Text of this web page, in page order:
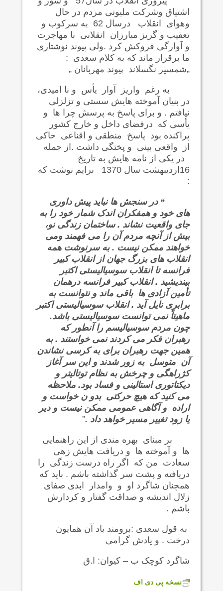
اشتیاق وشرکت ملیونی مردم در حال
وهوای انقلاب درسال 62 به سرکوب و
تعقیب و گریز مبارزان انقلابی با مهاجرت
و آوارگی فروکش کرد .ولی پیوند نوشتاری
ما برقرار ماند که به کلام سعدی :
„شمسیر نگسلاند پیوند مهربانان „
به رغم واریز آوار یأس و نا امیدی،
در بنیان آموخته هایش سستی و تزلزلی
نیافتم . و برای پاسخ به پرسش چرا ها و
یأسی که درفضای داخل و خارج کشور
پراکنده بود پاسخ منطقی و اقناعی حاکی
از واقعی بینی و پختگی داشت .از جمله
در یکی از نامه هایش به تاریخ
16اردیبهشت سال 1370 برایم نوشت که
:
“ در سنجش ها نباید پیش داوری
های خود و همفکران اندک شمار خود را به
جای واقعیت نشاند . ساختمان زندگی نو،
بیش از آنچه مردم آن را می فهمند ومی
خواهند ممکن نیست . به سرنوشت همه
انقلاب های بزرگ جهان از انقلاب کبیر
فرانسه تا انقلاب سوسیالیستی اکتبر
بیندیشید . انقلاب کبیر فرانسه درهمان
تأمین آزادی ها باقی ماند و نتوانست به
برابری نایل آید . انقلاب سوسیالیستی اکتبر
ماهیتاً نمی توانست سوسیالیستی باشد.
چون مردم سوسیالیسم را آنطور که
رهبران فکر می کردند نمی خواستند . به
همین جهت رهبران برای به کرسی نشاندن
آن متوسل به زور شدند و این سر آغاز
کژراهگی و چرخش به نظام توتالیتر و
دیکتاتوری استالینی و فساد بود. ملاحظه
می کنید که هیچ حرکتی بدو ن خواست و
اراده و آگاهی عمومی ممکن نیست و دیر
یا زود تغییر مسیر خواهد داد .”
بر مبنای بهره مندی از این راهنمایی
ها و آموخته ها و دریافت هایش زهی
سعادت من که اگر راه درست زندگی را
دریافته و پشت سر گذاشته باشم . باید که
همچنان شاگرد او و وامدار ابدی صفای
زلال اندیشه و صداقت گفتار و کردارش
باشم .
به قول سعدی :برومند باد آن همایون
درخت . و یادش گرامی
شاگرد کوچک ب – کیوان: ا.ق
نسخه پی دی اف